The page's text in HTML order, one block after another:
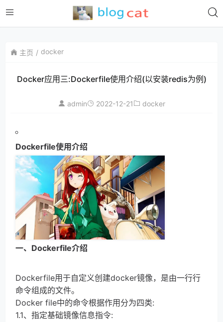
主页 docker
Docker应用三:Dockerfile使用介绍(以安装redis为例)
admin 2022-12-21 docker
Dockerfile使用介绍
一、Dockerfile介绍
Dockerfile用于自定义创建docker镜像，是由一行行
命令组成的文件。
Docker file中的命令根据作用分为四类:
1.1、指定基础镜像信息指令: